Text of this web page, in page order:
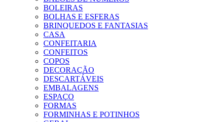
BOLEIRAS
BOLHAS E ESFERAS
BRINQUEDOS E FANTASIAS
CASA
CONFEITARIA
CONFEITOS
COPOS
DECORAÇÃO
DESCARTÁVEIS
EMBALAGENS
ESPAÇO
FORMAS
FORMINHAS E POTINHOS